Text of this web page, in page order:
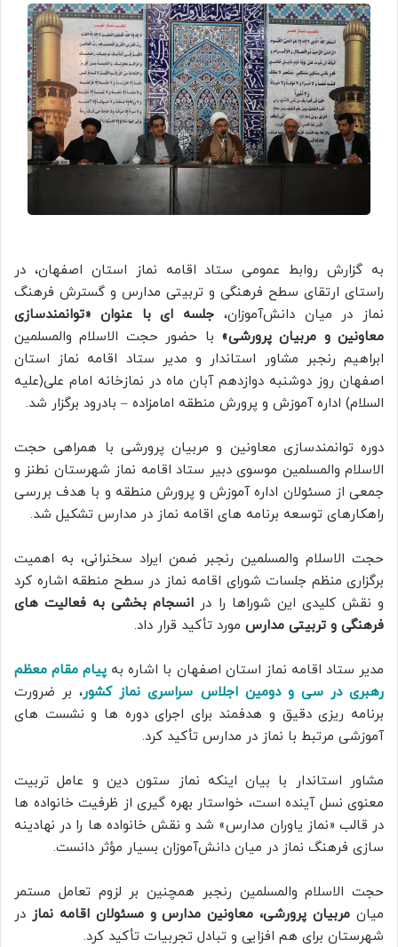
به گزارش روابط عمومی ستاد اقامه نماز استان اصفهان، در
راستای ارتقای سطح فرهنگی و تربیتی مدارس و گسترش فرهنگ
نماز در میان دانش‌آموزان، جلسه ای با عنوان «توانمندسازی
معاونین و مربیان پرورشی» با حضور حجت الاسلام والمسلمین
ابراهیم رنجبر مشاور استاندار و مدیر ستاد اقامه نماز استان
اصفهان روز دوشنبه دوازدهم آبان ماه در نمازخانه امام علی(علیه
السلام) اداره آموزش و پرورش منطقه امامزاده – بادرود برگزار شد.
دوره توانمندسازی معاونین و مربیان پرورشی با همراهی حجت
الاسلام والمسلمین موسوی دبیر ستاد اقامه نماز شهرستان نطنز و
جمعی از مسئولان اداره آموزش و پرورش منطقه و با هدف بررسی
راهکارهای توسعه برنامه های اقامه نماز در مدارس تشکیل شد.
حجت الاسلام والمسلمین رنجبر ضمن ایراد سخنرانی، به اهمیت
برگزاری منظم جلسات شورای اقامه نماز در سطح منطقه اشاره کرد
و نقش کلیدی این شوراها را در انسجام بخشی به فعالیت های
فرهنگی و تربیتی مدارس مورد تأکید قرار داد.
مدیر ستاد اقامه نماز استان اصفهان با اشاره به پیام مقام معظم
رهبری در سی و دومین اجلاس سراسری نماز کشور، بر ضرورت
برنامه ریزی دقیق و هدفمند برای اجرای دوره ها و نشست های
آموزشی مرتبط با نماز در مدارس تأکید کرد.
مشاور استاندار با بیان اینکه نماز ستون دین و عامل تربیت
معنوی نسل آینده است، خواستار بهره گیری از ظرفیت خانواده ها
در قالب «نماز یاوران مدارس» شد و نقش خانواده ها را در نهادینه
سازی فرهنگ نماز در میان دانش‌آموزان بسیار مؤثر دانست.
حجت الاسلام والمسلمین رنجبر همچنین بر لزوم تعامل مستمر
میان مربیان پرورشی، معاونین مدارس و مسئولان اقامه نماز در
شهرستان برای هم افزایی و تبادل تجربیات تأکید کرد.